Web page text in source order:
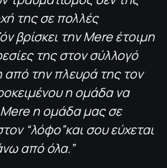
της σε πολλές
βρίσκει την Mere έτοιμη
της στον σύλλογό
από την πλευρά της τον
η ομάδα να
Mere η ομάδα μας σε
“λόφο”και σου εύχεται
από όλα.”